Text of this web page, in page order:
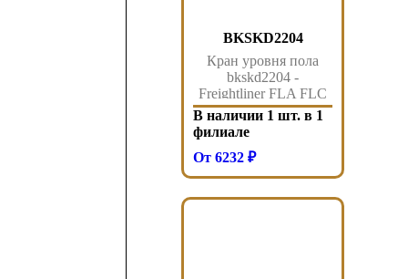
BKSKD2204
Кран уровня пола
bkskd2204 -
Freightliner FLA FLC
В наличии 1 шт. в 1
филиале
От 6232 ₽